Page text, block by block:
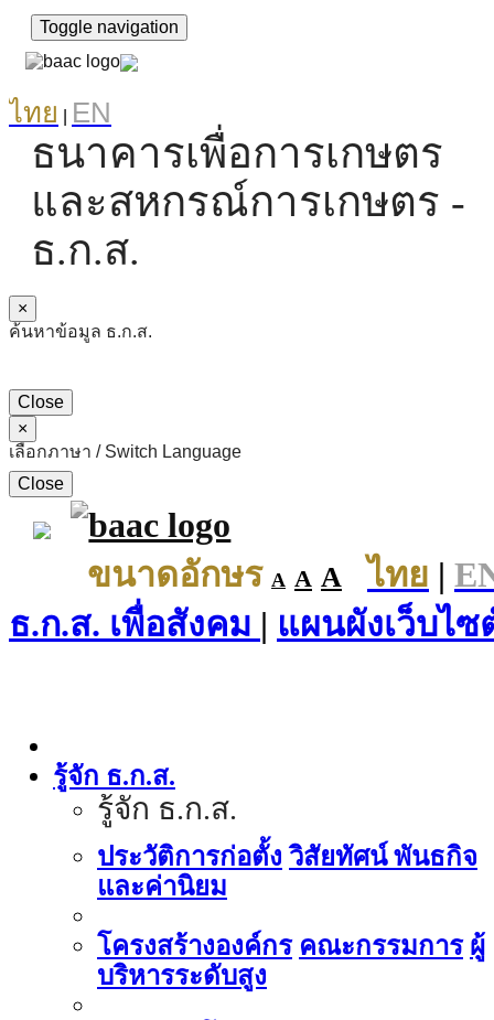
Toggle navigation
ไทย EN
ธนาคารเพื่อการเกษตร
และสหกรณ์การเกษตร -
ธ.ก.ส.
×
ค้นหาข้อมูล ธ.ก.ส.
Close
×
เลือกภาษา / Switch Language
Close
ขนาดอักษร A A A ไทย |
ธ.ก.ส. เพื่อสังคม | แผนผังเว็บไซ
รู้จัก ธ.ก.ส.
รู้จัก ธ.ก.ส.
ประวัติการก่อตั้ง วิสัยทัศน์ พันธกิจ
และค่านิยม
โครงสร้างองค์กร คณะกรรมการ ผู้
บริหารระดับสูง